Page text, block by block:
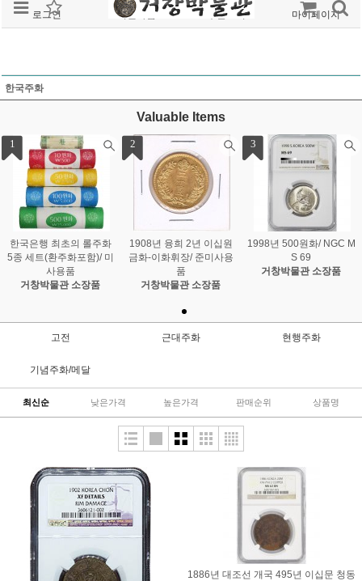
로그인 회원가입 주문조회 마이페이지
한국주화
Valuable Items
1
한국은행 최초의 롤주화
5종 세트(환주화포함)/ 미
사용품
거창박물관 소장품
2
1908년 융희 2년 이십원
금화-이화휘장/ 준미사용
품
거창박물관 소장품
3
1998년 500원화/ NGC M
S 69
거창박물관 소장품
고전 근대주화 현행주화
기념주화/메달
최신순 낮은가격 높은가격 판매순위 상품명
1886년 대조선 개국 495년 이십문 청동